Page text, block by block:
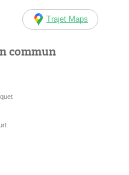
Trajet Maps
commun